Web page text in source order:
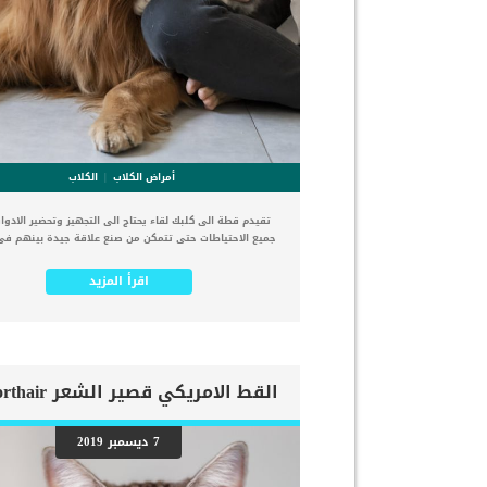
أمراض الكلاب الكلاب
تقيدم قطة الى كلبك لقاء يحتاج الى التجهيز وتحضير
جميع الاحتياطات حتى تتمكن من صنع علاقة جيدة بينهم
الثابتة لتهيئة الجميع على انشاء علاقة ناجحة. هناك عدة
سنقدمهم لك فى هذا المقال وستساعدك على تحقيق
عليك ان تطمئن على صحة هذه القطة فى العيادة
تحضرها المنزل وتقربها من قلبك حتى لا تنقل له اى
مشكلة. _التجول فى المنزل بحرية لأحدهم سيساعد طلق
تتجول فى المنزل بحرية فى وقت تقييد الكلب امرا هاما
يشعرها هذا بالاطمئنان والتأقلم. كما هو الحال بخصوص
يشعر ان هذا الفرد الجديد يسبب له قيد او ضيق. قد
اقرأ المزيد
7 ديسمبر 2019